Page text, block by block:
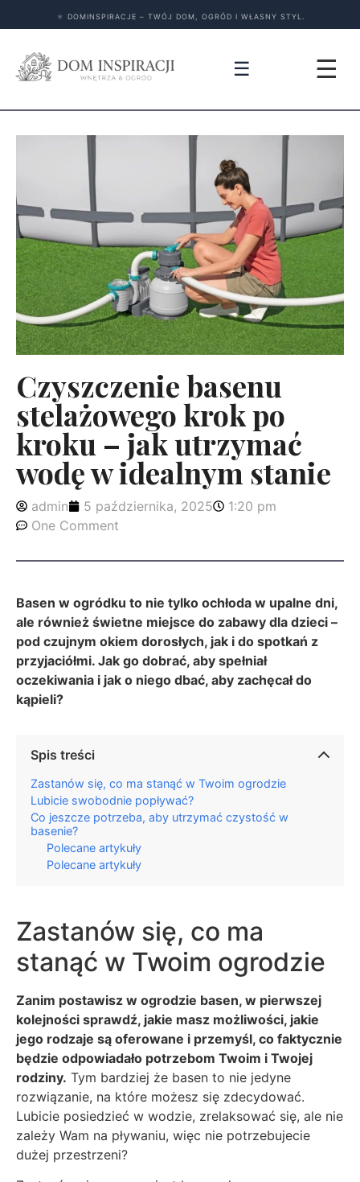
★ DOMINSPIRACJE – TWÓJ DOM, OGRÓD I WŁASNY STYL.
☰ ☰
Czyszczenie basenu
stelażowego krok po
kroku – jak utrzymać
wodę w idealnym stanie
admin 5 października, 2025
1:20 pm
One Comment
Basen w ogródku to nie tylko ochłoda w upalne dni,
ale również świetne miejsce do zabawy dla dzieci –
pod czujnym okiem dorosłych, jak i do spotkań z
przyjaciółmi. Jak go dobrać, aby spełniał
oczekiwania i jak o niego dbać, aby zachęcał do
kąpieli?
Spis treści
Zastanów się, co ma stanąć w Twoim ogrodzie
Lubicie swobodnie popływać?
Co jeszcze potrzeba, aby utrzymać czystość w
basenie?
Polecane artykuły
Polecane artykuły
Zastanów się, co ma
stanąć w Twoim ogrodzie
Zanim postawisz w ogrodzie basen, w pierwszej
kolejności sprawdź, jakie masz możliwości, jakie
jego rodzaje są oferowane i przemyśl, co faktycznie
będzie odpowiadało potrzebom Twoim i Twojej
rodziny. Tym bardziej że basen to nie jedyne
rozwiązanie, na które możesz się zdecydować.
Lubicie posiedzieć w wodzie, zrelaksować się, ale nie
zależy Wam na pływaniu, więc nie potrzebujecie
dużej przestrzeni?